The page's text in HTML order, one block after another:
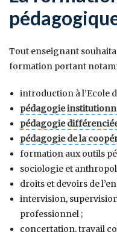
Tout enseignant
formation portant
introduction à l’Ecole
pédagogie
pédagogie
pédagogie de la
formation aux outils
sociologie et
droits et devoirs de
intervision,
professionnel ;
concertation, travail